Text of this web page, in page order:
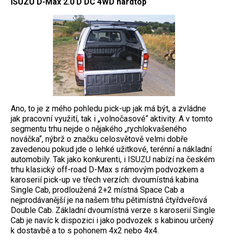
ISUZU D-Max 2.0 D DC 4WD hardtop
Ano, to je z mého pohledu pick-up jak má být, a zvládne
jak pracovní využití, tak i „volnočasové“ aktivity. A v tomto
segmentu trhu nejde o nějakého „rychlokvašeného
nováčka“, nýbrž o značku celosvětově velmi dobře
zavedenou pokud jde o lehké užitkové, terénní a nákladní
automobily. Tak jako konkurenti, i ISUZU nabízí na českém
trhu klasický off-road D-Max s rámovým podvozkem a
karoserií pick-up ve třech verzích: dvoumístná kabina
Single Cab, prodloužená 2+2 místná Space Cab a
nejprodávanější je na našem trhu pětimístná čtyřdveřová
Double Cab. Základní dvoumístná verze s karoserií Single
Cab je navíc k dispozici i jako podvozek s kabinou určený
k dostavbě a to s pohonem 4x2 nebo 4x4.